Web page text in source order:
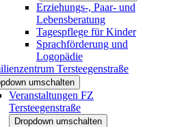
Erziehungs-, Paar- und
Lebensberatung
Tagespflege für Kinder
Sprachförderung und
Logopädie
Tersteegenstraße
umschalten
Veranstaltungen FZ
Tersteegenstraße
Dropdown umschalten